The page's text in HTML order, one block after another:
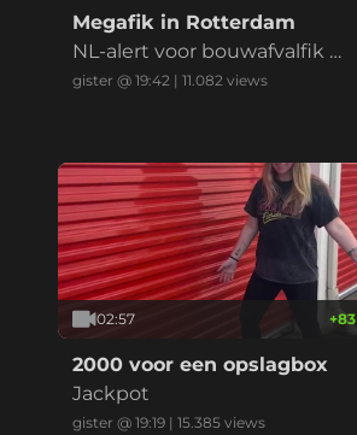
Megafik in Rotterdam
NL-alert voor bouwafvalfik m
et zwarte reauk bij recycling
gister @ 19:42 | 11.082 views
02:57 +83
2000 voor een opslagbox
Jackpot
gister @ 19:19 | 15.385 views